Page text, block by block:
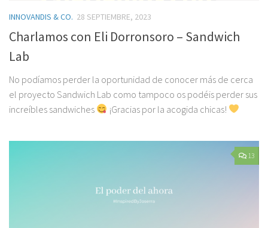
INNOVANDIS & CO. 28 SEPTIEMBRE, 2023
Charlamos con Eli Dorronsoro – Sandwich
Lab
No podíamos perder la oportunidad de conocer más de cerca
el proyecto Sandwich Lab como tampoco os podéis perder sus
increíbles sandwiches
¡Gracias por la acogida chicas!
13